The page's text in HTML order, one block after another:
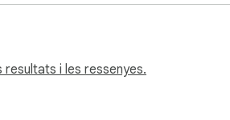
eficient, utilitzant tecnologia
crítics. Amb les capacitats
i les ressenyes.